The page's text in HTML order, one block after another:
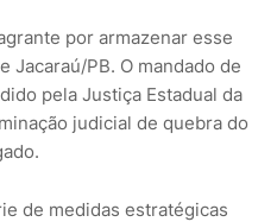
por armazenar esse
Jacaraú/PB. O mandado de
pela Justiça Estadual da
judicial de quebra do
de medidas estratégicas